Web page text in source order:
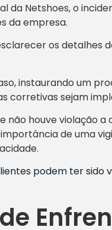
da Netshoes, o
da empresa.
os detalhes
instaurando um
corretivas sejam
houve violação a
de uma
podem ter sido